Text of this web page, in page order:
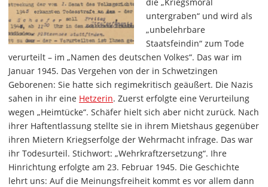
untergraben“ und wird als
„unbelehrbare
Staatsfeindin“ zum Tode
verurteilt – im „Namen des deutschen Volkes“. Das war im
Januar 1945. Das Vergehen von der in Schwetzingen
Geborenen: Sie hatte sich regimekritisch geäußert. Die Nazis
sahen in ihr eine Hetzerin. Zuerst erfolgte eine Verurteilung
wegen „Heimtücke“. Schäfer hielt sich aber nicht zurück. Nach
ihrer Haftentlassung stellte sie in ihrem Mietshaus gegenüber
ihren Mietern Kriegserfolge der Wehrmacht infrage. Das war
ihr Todesurteil. Stichwort: „Wehrkraftzersetzung“. Ihre
Hinrichtung erfolgte am 23. Februar 1945. Die Geschichte
lehrt uns: Auf die Meinungsfreiheit kommt es vor allem dann